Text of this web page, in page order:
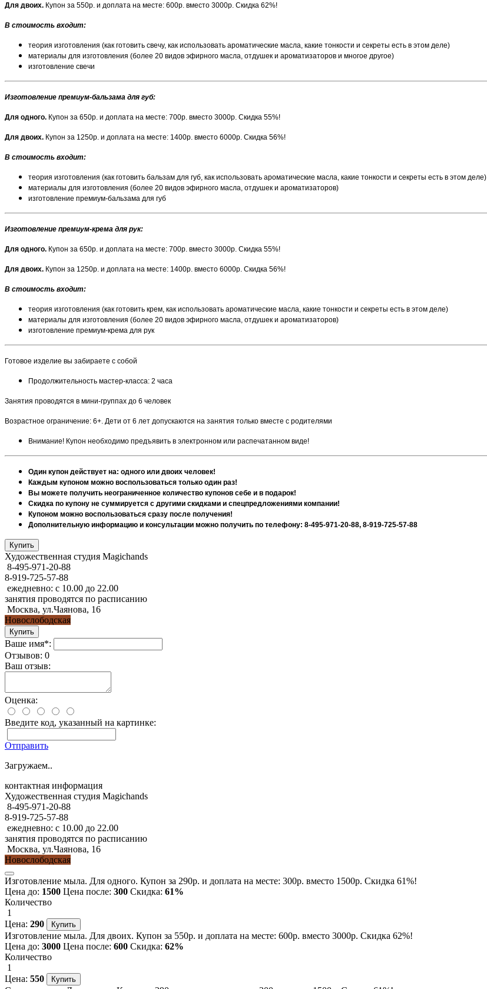
Для двоих. Купон за 550р. и доплата на месте: 600р. вместо 3000р. Скидка 62%!
В стоимость входит:
теория изготовления (как готовить свечу, как использовать ароматические масла, какие тонкости и секреты есть в этом деле)
материалы для изготовления (более 20 видов эфирного масла, отдушек и ароматизаторов и многое другое)
изготовление свечи
Изготовление премиум-бальзама для губ:
Для одного. Купон за 650р. и доплата на месте: 700р. вместо 3000р. Скидка 55%!
Для двоих. Купон за 1250р. и доплата на месте: 1400р. вместо 6000р. Скидка 56%!
В стоимость входит:
теория изготовления (как готовить бальзам для губ, как использовать ароматические масла, какие тонкости и секреты есть в этом деле)
материалы для изготовления (более 20 видов эфирного масла, отдушек и ароматизаторов)
изготовление премиум-бальзама для губ
Изготовление премиум-крема для рук:
Для одного. Купон за 650р. и доплата на месте: 700р. вместо 3000р. Скидка 55%!
Для двоих. Купон за 1250р. и доплата на месте: 1400р. вместо 6000р. Скидка 56%!
В стоимость входит:
теория изготовления (как готовить крем, как использовать ароматические масла, какие тонкости и секреты есть в этом деле)
материалы для изготовления (более 20 видов эфирного масла, отдушек и ароматизаторов)
изготовление премиум-крема для рук
Готовое изделие вы забираете с собой
Продолжительность мастер-класса: 2 часа
Занятия проводятся в мини-группах до 6 человек
Возрастное ограничение: 6+. Дети от 6 лет допускаются на занятия только вместе с родителями
Внимание! Купон необходимо предъявить в электронном или распечатанном виде!
Один купон действует на: одного или двоих человек!
Каждым купоном можно воспользоваться только один раз!
Вы можете получить неограниченное количество купонов себе и в подарок!
Скидка по купону не суммируется с другими скидками и спецпредложениями компании!
Купоном можно воспользоваться сразу после получения!
Дополнительную информацию и консультации можно получить по телефону: 8-495-971-20-88, 8-919-725-57-88
Художественная студия Magichands
8-495-971-20-88
8-919-725-57-88
ежедневно: с 10.00 до 22.00
занятия проводятся по расписанию
Москва, ул.Чаянова, 16
Новослободская
Ваше имя*:
Отзывов: 0
Ваш отзыв:
Оценка:
Введите код, указанный на картинке:
Отправить
Загружаем..
контактная информация
Художественная студия Magichands
8-495-971-20-88
8-919-725-57-88
ежедневно: с 10.00 до 22.00
занятия проводятся по расписанию
Москва, ул.Чаянова, 16
Новослободская
Изготовление мыла. Для одного. Купон за 290р. и доплата на месте: 300р. вместо 1500р. Скидка 61%!
Цена до: 1500 Цена после: 300 Скидка: 61%
Количество
1
Цена: 290
Изготовление мыла. Для двоих. Купон за 550р. и доплата на месте: 600р. вместо 3000р. Скидка 62%!
Цена до: 3000 Цена после: 600 Скидка: 62%
Количество
1
Цена: 550